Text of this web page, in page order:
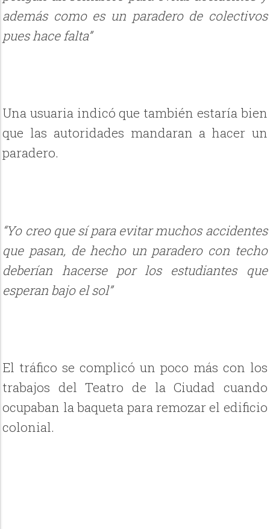
además como es un paradero de colectivos
pues hace falta”
Una usuaria indicó que también estaría bien
que las autoridades mandaran a hacer un
paradero.
“Yo creo que sí para evitar muchos accidentes
que pasan, de hecho un paradero con techo
deberían hacerse por los estudiantes que
esperan bajo el sol”
El tráfico se complicó un poco más con los
trabajos del Teatro de la Ciudad cuando
ocupaban la baqueta para remozar el edificio
colonial.